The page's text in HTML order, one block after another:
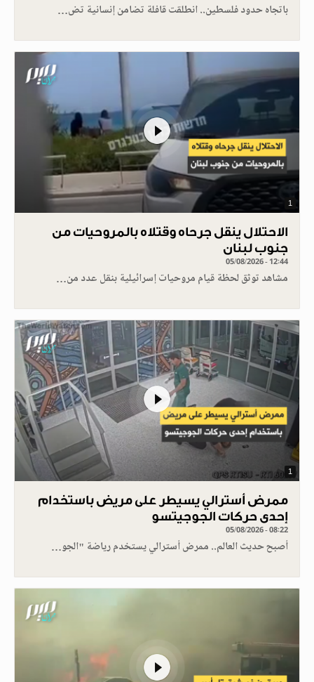
باتجاه حدود فلسطين.. انطلقت قافلة تضامن إنسانية تض…
1
الاحتلال ينقل جرحاه وقتلاه بالمروحيات من
جنوب لبنان
05/08/2026 - 12:44
مشاهد توثق لحظة قيام مروحيات إسرائيلية بنقل عدد من…
1
ممرض أسترالي يسيطر على مريض باستخدام
إحدى حركات الجوجيتسو
05/08/2026 - 08:22
أصبح حديث العالم.. ممرض أسترالي يستخدم رياضة "الجو…